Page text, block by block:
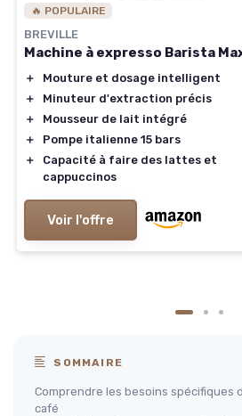
🔥 POPULAIRE
BREVILLE
Machine à expresso Barista
＋
Mouture et dosage intelligent
＋
Minuteur d'extraction précis
＋
Mousseur de lait intégré
＋
Pompe italienne 15 bars
＋
Capacité à faire des lattes et
cappuccinos
Voir l'offre
SOMMAIRE
Comprendre les besoins spécifiques
café